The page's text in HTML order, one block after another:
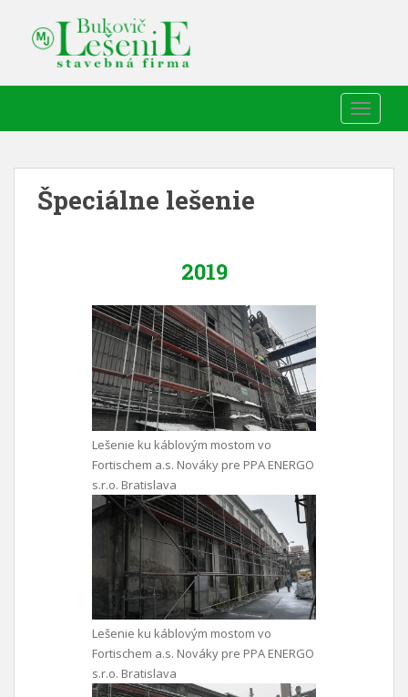
Špeciálne lešenie
2019
Lešenie ku káblovým mostom vo
Fortischem a.s. Nováky pre PPA ENERGO
s.r.o. Bratislava
Lešenie ku káblovým mostom vo
Fortischem a.s. Nováky pre PPA ENERGO
s.r.o. Bratislava